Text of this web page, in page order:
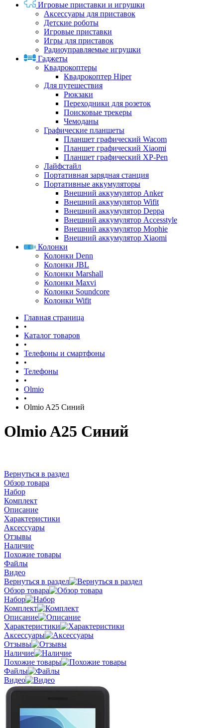
Игровые приставки и игрушки
Аксессуары для приставок
Детские роботы
Игровые приставки
Игры для приставок
Радиоуправляемые игрушки
Гаджеты
Квадрокоптеры
Квадрокоптер Hiper
Для путешествия
Рюкзаки
Переходники для розеток
Поисковые трекеры
Чемоданы
Графические планшеты
Планшет графический Wacom
Планшет графический Xiaomi
Планшет графический XP-Pen
Лайфстайл
Портативная зарядная станция
Портативные аккумуляторы
Внешний аккумулятор Anker
Внешний аккумулятор Wifit
Внешний аккумулятор Deppa
Внешний аккумулятор Accesstyle
Внешний аккумулятор Mophie
Внешний аккумулятор Xiaomi
Колонки
Колонки Denn
Колонки JBL
Колонки Marshall
Колонки Maxvi
Колонки Soundcore
Колонки Wifit
Главная страница
•
Каталог товаров
•
Телефоны и смартфоны
•
Телефоны
•
Olmio
•
Olmio A25 Синий
Olmio A25 Синий
Вернуться в раздел
Обзор товара
Набор
Комплект
Описание
Характеристики
Аксессуары
Отзывы
Наличие
Похожие товары
Файлы
Видео
Вернуться в раздел
Обзор товара
Набор
Комплект
Описание
Характеристики
Аксессуары
Отзывы
Наличие
Похожие товары
Файлы
Видео